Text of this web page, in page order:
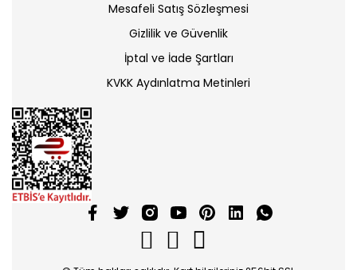
Mesafeli Satış Sözleşmesi
Gizlilik ve Güvenlik
İptal ve İade Şartları
KVKK Aydınlatma Metinleri